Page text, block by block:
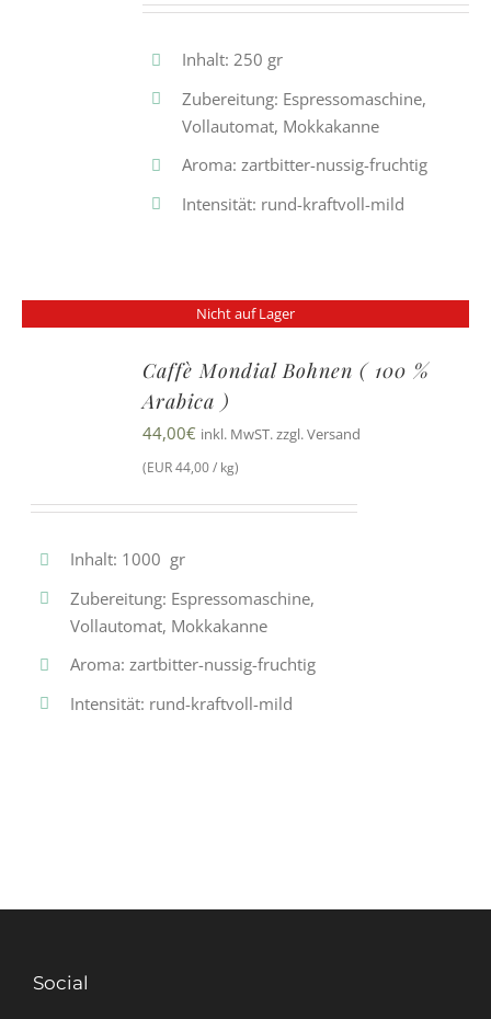
Inhalt: 250 gr
Zubereitung: Espressomaschine,
Vollautomat, Mokkakanne
Aroma: zartbitter-nussig-fruchtig
Intensität: rund-kraftvoll-mild
Nicht auf Lager
Caffè Mondial Bohnen ( 100 %
Arabica )
44,00€ inkl. MwST. zzgl. Versand
(EUR 44,00 / kg)
Inhalt: 1000 gr
Zubereitung: Espressomaschine,
Vollautomat, Mokkakanne
Aroma: zartbitter-nussig-fruchtig
Intensität: rund-kraftvoll-mild
Social